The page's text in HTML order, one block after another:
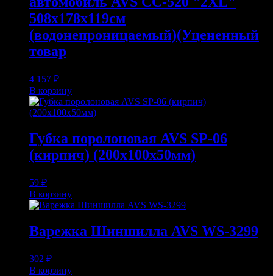
508х178х119см
(водонепроницаемый)(Уцененный
товар
4 157 ₽
В корзину
Губка поролоновая AVS SP-06
(кирпич) (200x100x50мм)
59 ₽
В корзину
Варежка Шиншилла AVS WS-3299
302 ₽
В корзину